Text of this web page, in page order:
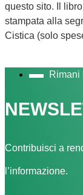
questo sito. Il
stampata alla
Cistica (solo
Rimani
Contribuisci a
l’informazione.